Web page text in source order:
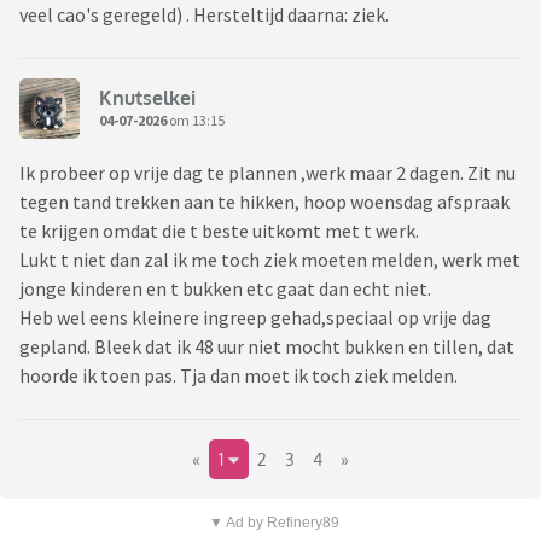
veel cao's geregeld) . Hersteltijd daarna: ziek.
Knutselkei
04-07-2026om 13:15
Ik probeer op vrije dag te plannen ,werk maar 2 dagen. Zit nu
tegen tand trekken aan te hikken, hoop woensdag afspraak
te krijgen omdat die t beste uitkomt met t werk.
Lukt t niet dan zal ik me toch ziek moeten melden, werk met
jonge kinderen en t bukken etc gaat dan echt niet.
Heb wel eens kleinere ingreep gehad,speciaal op vrije dag
gepland. Bleek dat ik 48 uur niet mocht bukken en tillen, dat
hoorde ik toen pas. Tja dan moet ik toch ziek melden.
« 1 2 3 4 »
▼ Ad by Refinery89